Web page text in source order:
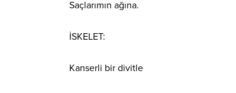
Saçlarımın ağına.
İSKELET:
Kanserli bir divitle